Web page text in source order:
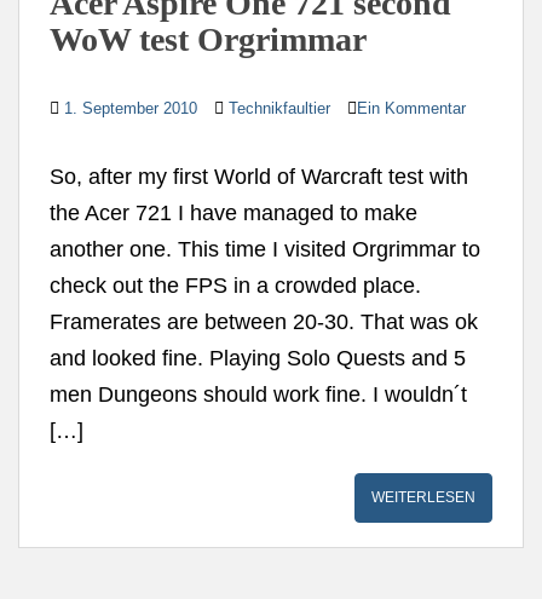
WoW test Orgrimmar
1. September 2010 Technikfaultier Ein Kommentar
So, after my first World of Warcraft test with
the Acer 721 I have managed to make
another one. This time I visited Orgrimmar to
check out the FPS in a crowded place.
Framerates are between 20-30. That was ok
and looked fine. Playing Solo Quests and 5
men Dungeons should work fine. I wouldn´t
[…]
WEITERLESEN